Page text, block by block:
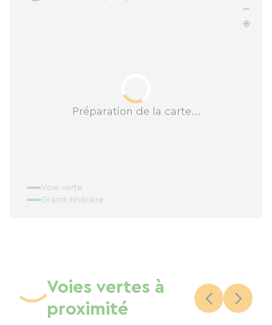
Préparation de la carte...
Voie verte
Grand itinéraire
Voies vertes à
proximité